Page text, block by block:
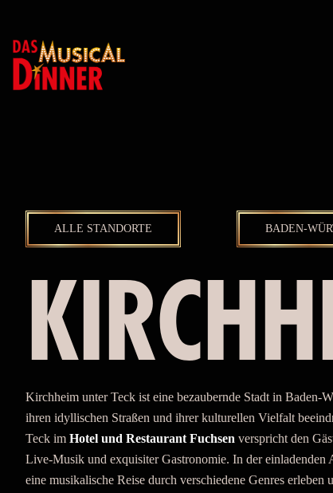
ALLE STANDORTE BADEN-
Kirchheim unter Teck ist eine bezaubernde Stadt in Baden-
ihren idyllischen Straßen und ihrer kulturellen Vielfalt
Teck im Hotel und Restaurant Fuchsen verspricht den
Live-Musik und exquisiter Gastronomie. In der einladenden
eine musikalische Reise durch verschiedene Genres